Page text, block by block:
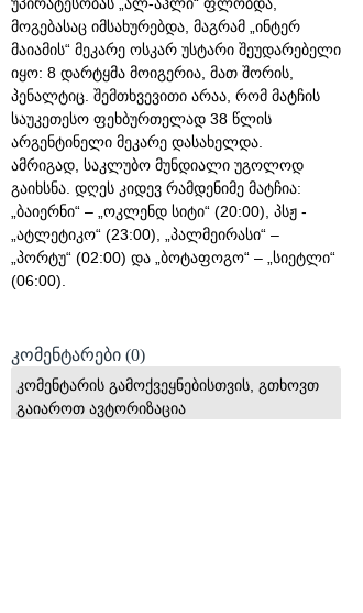
მოგებასაც იმსახურებდა, მაგრამ „ინტერ
მაიამის“ მეკარე ოსკარ უსტარი შეუდარებელი
იყო: 8 დარტყმა მოიგერია, მათ შორის,
პენალტიც. შემთხვევითი არაა, რომ მატჩის
საუკეთესო ფეხბურთელად 38 წლის
არგენტინელი მეკარე დასახელდა.
ამრიგად, საკლუბო მუნდიალი უგოლოდ
გაიხსნა. დღეს კიდევ რამდენიმე მატჩია:
„ბაიერნი“ – „ოკლენდ სიტი“ (20:00), პსჟ -
„ატლეტიკო“ (23:00), „პალმეირასი“ –
„პორტუ“ (02:00) და „ბოტაფოგო“ – „სიეტლი“
(06:00).
კომენტარები (0)
კომენტარის გამოქვეყნებისთვის, გთხოვთ
გაიაროთ ავტორიზაცია